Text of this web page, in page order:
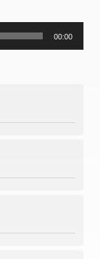
00:00